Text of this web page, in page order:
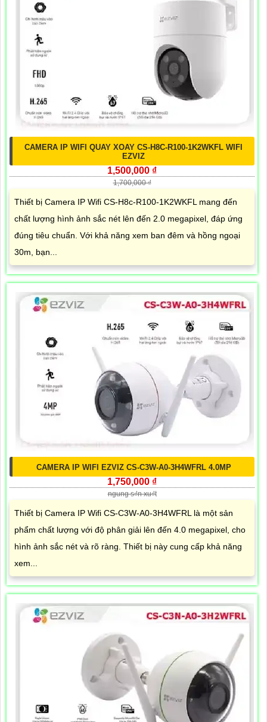
CAMERA IP WIFI QUAY XOAY CS-H8C-R100-1K2WKFL WIFI
EZVIZ
1,500,000 ₫
1,700,000 ₫
Thiết bị Camera IP Wifi CS-H8c-R100-1K2WKFL mang đến
chất lượng hình ảnh sắc nét lên đến 2.0 megapixel, đáp ứng
đúng tiêu chuẩn. Với khả năng xem ban đêm và hồng ngoại
30m, bạn...
CAMERA IP WIFI EZVIZ CS-C3W-A0-3H4WFRL 4.0MP
1,750,000 ₫
ngung s₫n xu₫t
Thiết bị Camera IP Wifi CS-C3W-A0-3H4WFRL là một sản
phẩm chất lượng với độ phân giải lên đến 4.0 megapixel, cho
hình ảnh sắc nét và rõ ràng. Thiết bị này cung cấp khả năng
xem...